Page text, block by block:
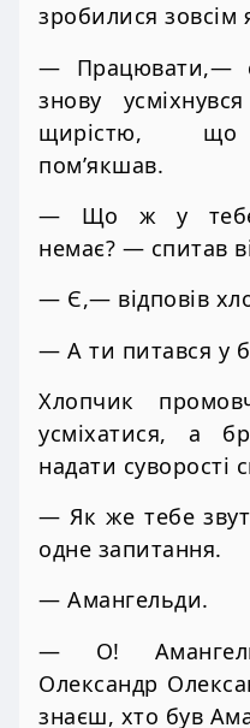
зробилися зовсім
— Працювати,—
знову
щирістю, що
пом’якшав.
— Що ж у тебе
немає? — спитав
— Є,— відповів
— А ти питався у
Хлопчик
усміхатися, а
надати суворості
— Як же тебе
одне запитання.
— Амангельди.
— О!
Олександр
знаєш, хто був